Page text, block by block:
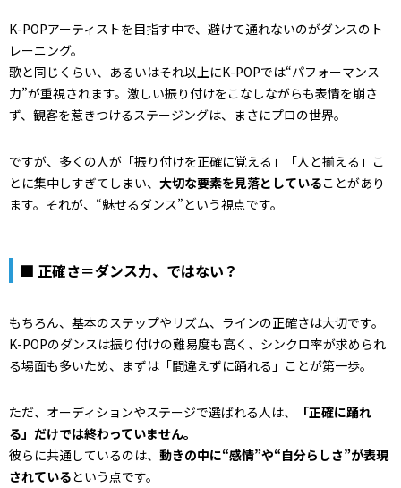
K-POPアーティストを目指す中で、避けて通れないのがダンスのト
レーニング。
歌と同じくらい、あるいはそれ以上にK-POPでは“パフォーマンス
力”が重視されます。激しい振り付けをこなしながらも表情を崩さ
ず、観客を惹きつけるステージングは、まさにプロの世界。
ですが、多くの人が「振り付けを正確に覚える」「人と揃える」こ
とに集中しすぎてしまい、 大切な要素を見落としていることがあり
ます。それが、“魅せるダンス”という視点です。
■ 正確さ＝ダンス力、ではない？
もちろん、基本のステップやリズム、ラインの正確さは大切です。
K-POPのダンスは振り付けの難易度も高く、シンクロ率が求められ
る場面も多いため、まずは「間違えずに踊れる」ことが第一歩。
ただ、オーディションやステージで選ばれる人は、
「正確に踊れ
る」だけでは終わっていません。
彼らに共通しているのは、 動きの中に“感情”や“自分らしさ”が表現
されているという点です。